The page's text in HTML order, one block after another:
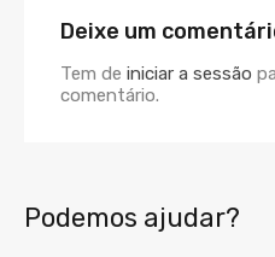
Deixe um
Tem de iniciar a sessão
comentário.
Podemos ajudar?